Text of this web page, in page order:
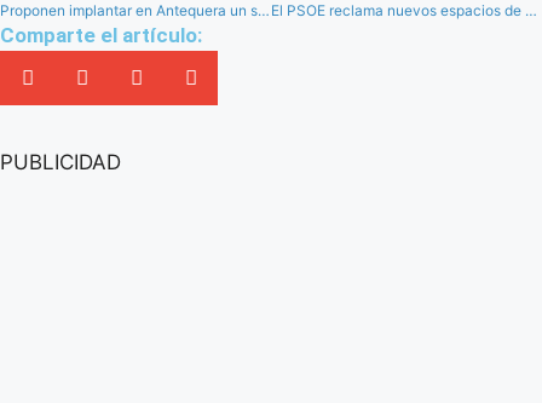
Proponen implantar en Antequera un sistema tecnológico para facilitar el aparcamiento El PSOE reclama nuevos espacios de aparcamiento en el Torcal de Antequera
Comparte el artículo:
PUBLICIDAD